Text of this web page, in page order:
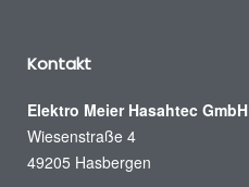
Kontakt
Elektro Meier Hasahtec GmbH
Wiesenstraße 4
49205 Hasbergen